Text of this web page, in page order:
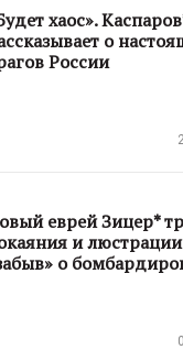
хаос».
о
России
еврей Зицер*
и
о